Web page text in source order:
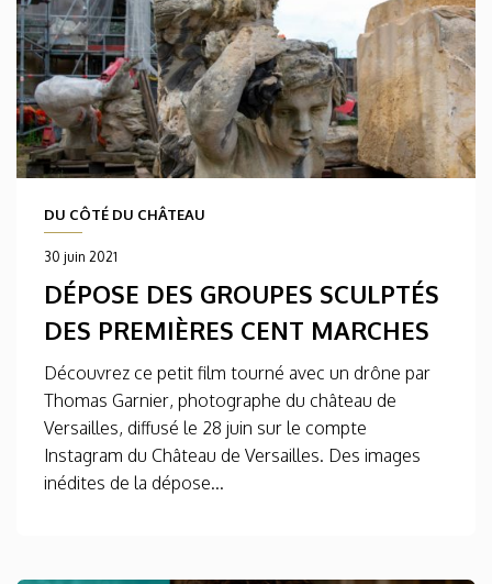
DU CÔTÉ DU CHÂTEAU
30 juin 2021
DÉPOSE DES GROUPES SCULPTÉS
DES PREMIÈRES CENT MARCHES
Découvrez ce petit film tourné avec un drône par
Thomas Garnier, photographe du château de
Versailles, diffusé le 28 juin sur le compte
Instagram du Château de Versailles. Des images
inédites de la dépose...